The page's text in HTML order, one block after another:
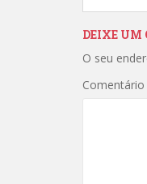
DEIXE UM
O seu
Comentário